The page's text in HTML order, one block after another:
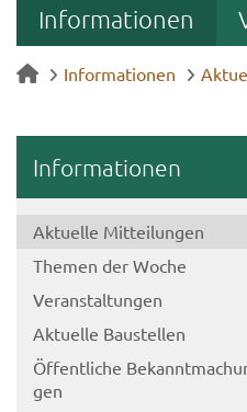
Informationen
Informationen
In­for­ma­tio­nen
Ak­tu­el­le Mit­tei­lun­gen
The­men der Woche
Ver­an­stal­tun­gen
Ak­tu­el­le Bau­stel­len
Öf­fent­li­che
gen